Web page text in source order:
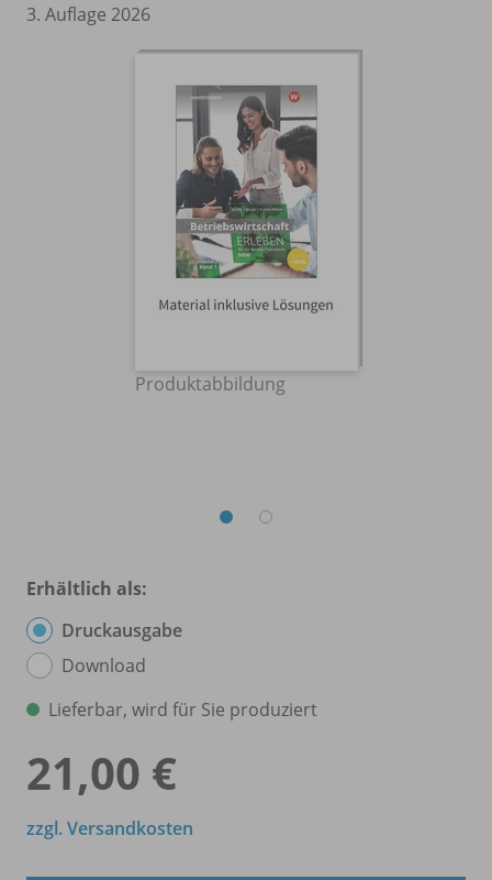
3. Auflage 2026
Produktabbildung
Erhältlich als:
Druckausgabe
Download
Lieferbar, wird für Sie produziert
21,00 €
zzgl. Versandkosten